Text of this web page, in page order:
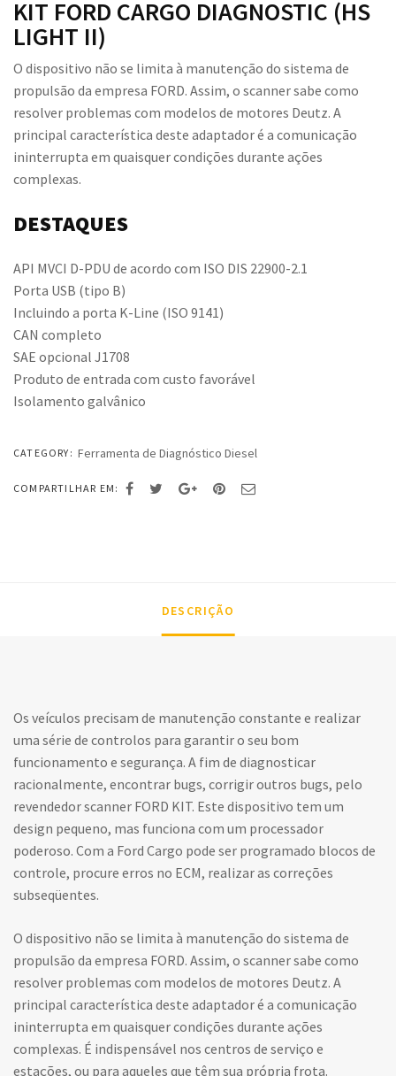
KIT FORD CARGO DIAGNOSTIC (HS
LIGHT II)
O dispositivo não se limita à manutenção do sistema de
propulsão da empresa FORD. Assim, o scanner sabe como
resolver problemas com modelos de motores Deutz. A
principal característica deste adaptador é a comunicação
ininterrupta em quaisquer condições durante ações
complexas.
DESTAQUES
API MVCI D-PDU de acordo com ISO DIS 22900-2.1
Porta USB (tipo B)
Incluindo a porta K-Line (ISO 9141)
CAN completo
SAE opcional J1708
Produto de entrada com custo favorável
Isolamento galvânico
CATEGORY: Ferramenta de Diagnóstico Diesel
COMPARTILHAR EM:
DESCRIÇÃO
Os veículos precisam de manutenção constante e realizar
uma série de controlos para garantir o seu bom
funcionamento e segurança. A fim de diagnosticar
racionalmente, encontrar bugs, corrigir outros bugs, pelo
revendedor scanner FORD KIT. Este dispositivo tem um
design pequeno, mas funciona com um processador
poderoso. Com a Ford Cargo pode ser programado blocos de
controle, procure erros no ECM, realizar as correções
subseqüentes.
O dispositivo não se limita à manutenção do sistema de
propulsão da empresa FORD. Assim, o scanner sabe como
resolver problemas com modelos de motores Deutz. A
principal característica deste adaptador é a comunicação
ininterrupta em quaisquer condições durante ações
complexas. É indispensável nos centros de serviço e
estações, ou para aqueles que têm sua própria frota.